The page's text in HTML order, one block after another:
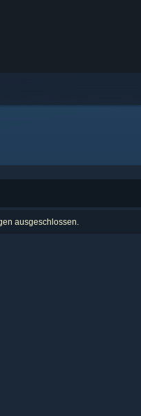
ausgeschlossen.